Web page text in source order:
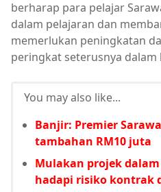
berharap para pelajar
dalam pelajaran dan
memerlukan peningkatan
peringkat seterusnya dalam
You may also like...
Banjir: Premier
tambahan RM10 juta
Mulakan projek
hadapi risiko kontrak